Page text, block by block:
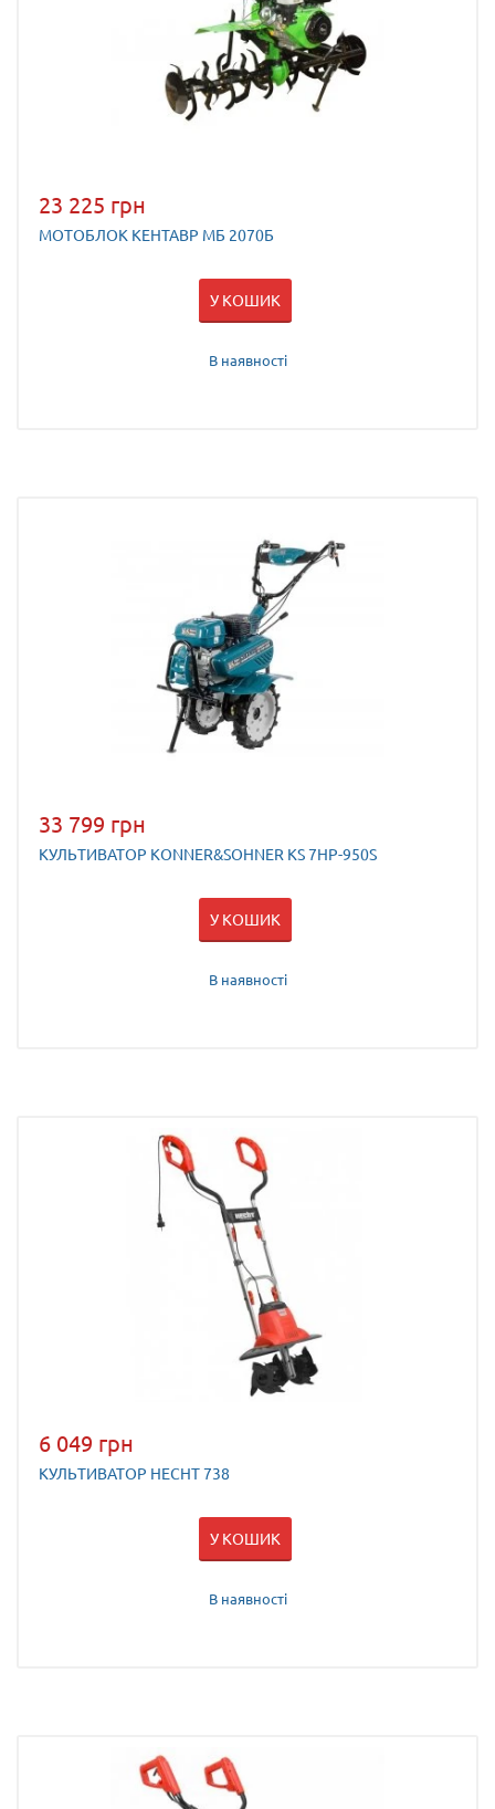
23 225 грн
МОТОБЛОК КЕНТАВР МБ 2070Б
У КОШИК
В наявності
33 799 грн
КУЛЬТИВАТОР KONNER&SOHNER KS 7HP-950S
У КОШИК
В наявності
6 049 грн
КУЛЬТИВАТОР HECHT 738
У КОШИК
В наявності